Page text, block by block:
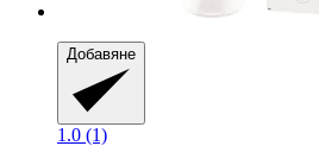
Добавяне
1.0 (1)